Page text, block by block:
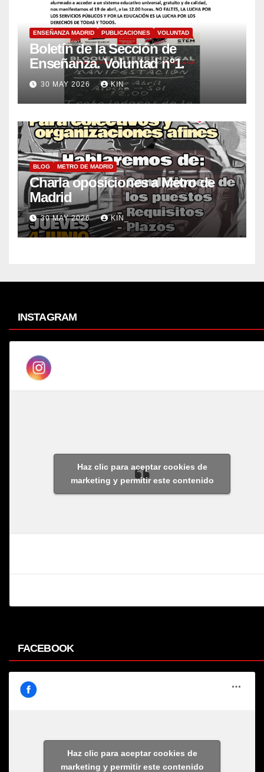
ENSEÑANZA MADRID PUBLICACIONES VOLUNTAD
Boletín de la Sección de
Enseñanza. Voluntad nº1.
30 MAY 2026 KIN_
BLOG METRO DE MADRID
Charla oposiciones a Metro de
Madrid
30 MAY 2026 KIN_
INSTAGRAM
Haz clic para aceptar cookies de
marketing y permitir este contenido
FACEBOOK
Haz clic para aceptar cookies de
marketing y permitir este contenido